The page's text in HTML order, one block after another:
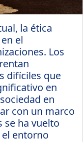
la ética
el
Los
difíciles que
en
en
con un marco
se ha vuelto
entorno